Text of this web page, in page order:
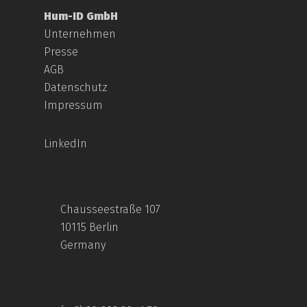
Hum-ID GmbH
Unternehmen
Presse
AGB
Datenschutz
Impressum
LinkedIn
Chausseestraße 107
10115 Berlin
Germany